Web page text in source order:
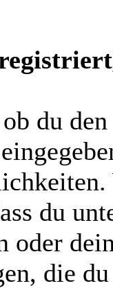
du
du
oder
die